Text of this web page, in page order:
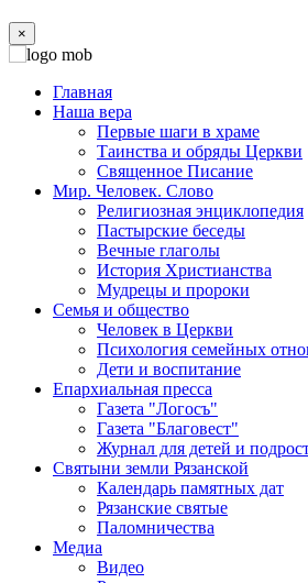
×
Главная
Наша вера
Первые шаги в храме
Таинства и обряды Церкви
Священное Писание
Мир. Человек. Слово
Религиозная энциклопедия
Пастырские беседы
Вечные глаголы
История Христианства
Мудрецы и пророки
Семья и общество
Человек в Церкви
Психология семейных
Дети и воспитание
Епархиальная пресса
Газета "Логосъ"
Газета "Благовест"
Журнал для детей и
Святыни земли Рязанской
Календарь памятных дат
Рязанские святые
Паломничества
Медиа
Видео